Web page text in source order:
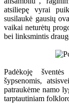
atsiliepę vyrai
susilaukė gausių
vaikai neturėtų
bei linksmintis
Padėkoję
šypsenomis,
patraukėme namo
tarptautiniam